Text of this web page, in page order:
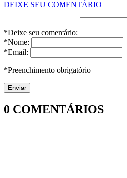
DEIXE SEU COMENTÁRIO
*Deixe seu comentário:
*Nome:
*Email:
*Preenchimento obrigatório
0 COMENTÁRIOS